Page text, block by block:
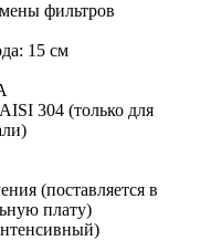
фильтров
15 см
304 (только для
(поставляется в
плату)